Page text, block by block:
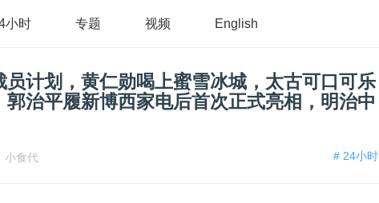
小时 专题 视频 English
计划，黄仁勋喝上蜜雪冰城，太古可口可乐
郭治平履新博西家电后首次正式亮相，明治中
# 24小时
小食代